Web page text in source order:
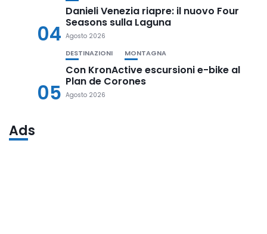
04
Danieli Venezia riapre: il nuovo Four
Seasons sulla Laguna
Agosto 2026
05
DESTINAZIONI MONTAGNA
Con KronActive escursioni e-bike al
Plan de Corones
Agosto 2026
Ads